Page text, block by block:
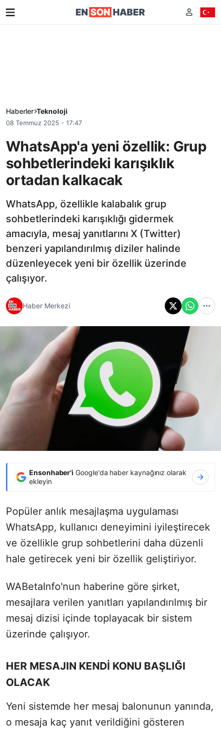
Haberler Teknoloji
08 Temmuz 2025 - 17:47
WhatsApp'a yeni özellik: Grup
sohbetlerindeki karışıklık
ortadan kalkacak
WhatsApp, özellikle kalabalık grup
sohbetlerindeki karışıklığı gidermek
amacıyla, mesaj yanıtlarını X (Twitter)
benzeri yapılandırılmış diziler halinde
düzenleyecek yeni bir özellik üzerinde
çalışıyor.
Haber Merkezi
Ensonhaber'i Google'da haber kaynağınız olarak
ekleyin
Popüler anlık mesajlaşma uygulaması
WhatsApp, kullanıcı deneyimini iyileştirecek
ve özellikle grup sohbetlerini daha düzenli
hale getirecek yeni bir özellik geliştiriyor.
WABetaInfo'nun haberine göre şirket,
mesajlara verilen yanıtları yapılandırılmış bir
mesaj dizisi içinde toplayacak bir sistem
üzerinde çalışıyor.
HER MESAJIN KENDİ KONU BAŞLIĞI
OLACAK
Yeni sistemde her mesaj balonunun yanında,
o mesaja kaç yanıt verildiğini gösteren